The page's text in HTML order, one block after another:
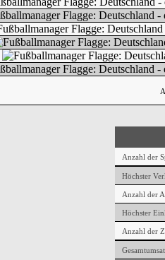
Anzahl der
Höchster
Anzahl der
Höchster
Anzahl der